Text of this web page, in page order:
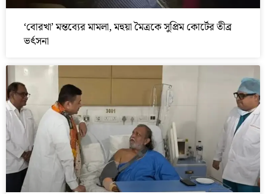
‘বোরখা’ মন্তব্যের মামলা, মহুয়া মৈত্রকে সুপ্রিম কোর্টের তীব্র
ভর্ৎসনা